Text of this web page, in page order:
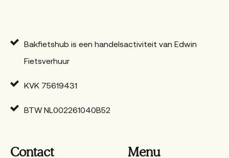
Bakfietshub is een handelsactiviteit van Edwin
Fietsverhuur
KVK 75619431
BTW NL002261040B52
Contact Menu